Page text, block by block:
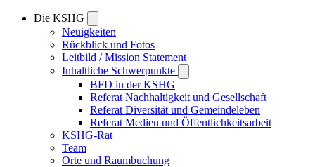
Die KSHG
Neuigkeiten
Rückblick und Fotos
Leitbild / Mission Statement
Inhaltliche Schwerpunkte
BFD in der KSHG
Referat Nachhaltigkeit und Gesellschaft
Referat Diversität und Gemeindeleben
Referat Medien und Öffentlichkeitsarbeit
KSHG-Rat
Team
Orte und Raumbuchung